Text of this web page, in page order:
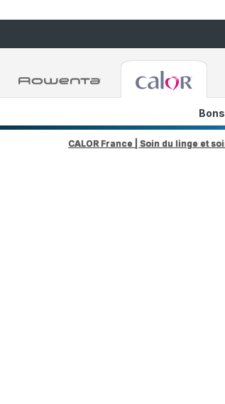
Accueil
Rowenta
CALOR France | Soin du linge et